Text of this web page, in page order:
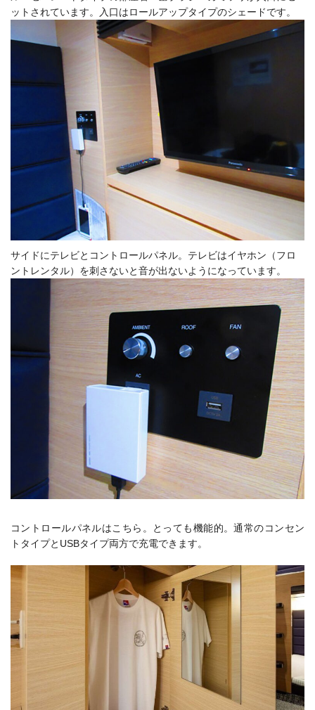
ットされています。
入口はロールアップタイプのシェードです。
サイドにテレビとコントロールパネル。テレビはイヤホン（フロ
ントレンタル）を刺さないと音が出ないようになっています。
コントロールパネルはこちら。とっても機能的。通常のコンセン
トタイプとUSBタイプ両方で充電できます。